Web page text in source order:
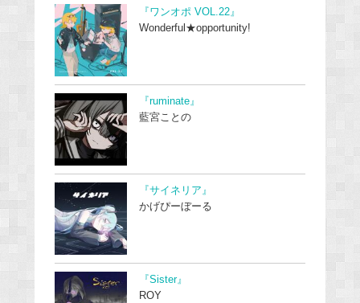
『ワンオポ VOL.22』
Wonderful★opportunity!
『ruminate』
藍宮ことの
『サイネリア』
かげぴーぼーる
『Sister』
ROY